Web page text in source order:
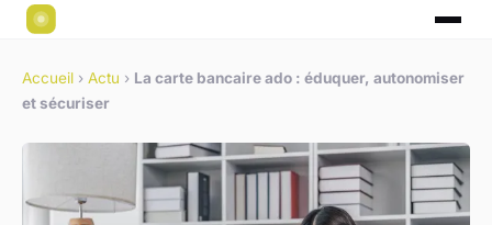
Accueil › Actu › La carte bancaire ado : éduquer, autonomiser
et sécuriser